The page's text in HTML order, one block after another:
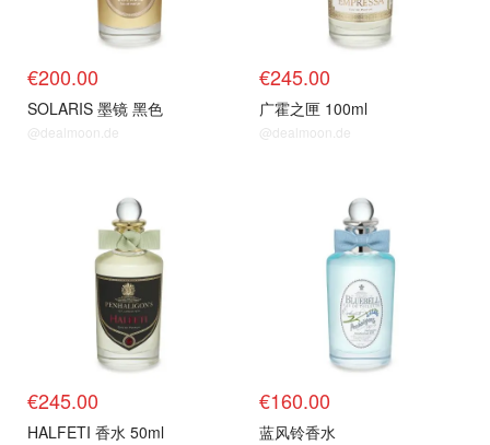
€200.00
SOLARIS 墨镜 黑色
@dealmoon.de
€245.00
广霍之匣 100ml
@dealmoon.de
€245.00
HALFETI 香水 50ml
€160.00
蓝风铃香水